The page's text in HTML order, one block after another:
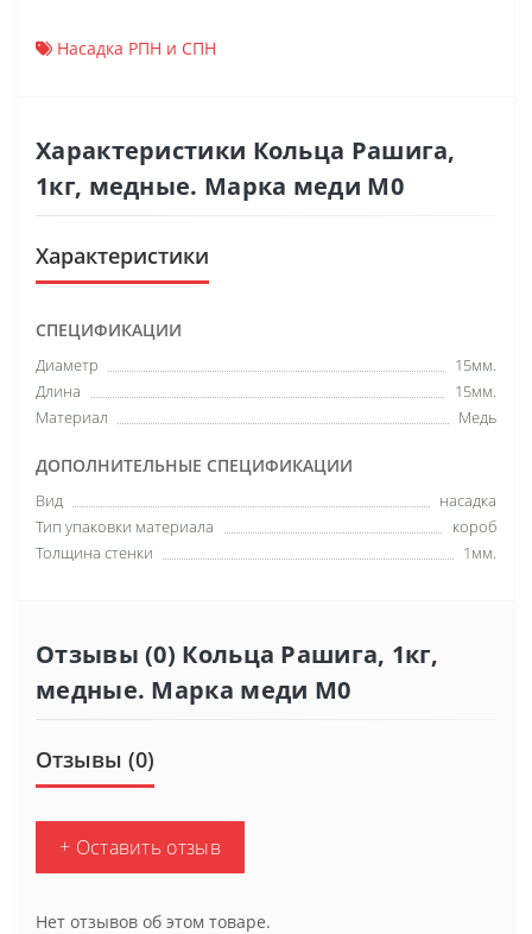
Насадка РПН и СПН
Характеристики Кольца Рашига,
1кг, медные. Марка меди М0
Характеристики
СПЕЦИФИКАЦИИ
Диаметр
15мм.
Длина
15мм.
Материал
Медь
ДОПОЛНИТЕЛЬНЫЕ СПЕЦИФИКАЦИИ
Вид
насадка
Тип упаковки материала
короб
Толщина стенки
1мм.
Отзывы (0) Кольца Рашига, 1кг,
медные. Марка меди М0
Отзывы (0)
+ Оставить отзыв
Нет отзывов об этом товаре.